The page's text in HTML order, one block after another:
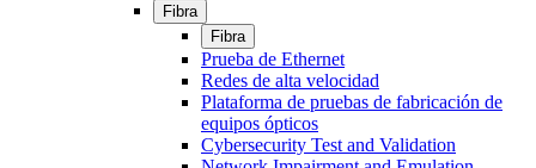
Fibra
Fibra
Prueba de Ethernet
Redes de alta velocidad
Plataforma de pruebas de fabricación de
equipos ópticos
Cybersecurity Test and Validation